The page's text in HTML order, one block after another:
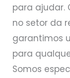
para ajudar.
no setor da
garantimos
para
Somos